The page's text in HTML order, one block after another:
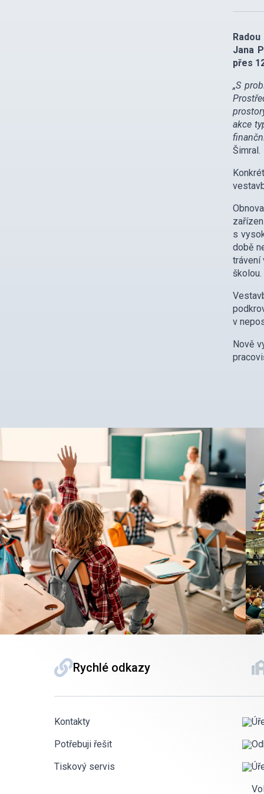
Jana
přes
„S
akce
Šimral.
s
době
trávení
školou.
v
Nově
Rychlé odkazy
Kontakty
Potřebuji řešit
Tiskový servis